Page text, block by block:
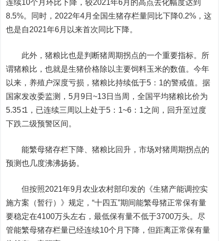
连续10个月环比下降，较2021年6月的高点去化幅度达到
8.5%。同时，2022年4月全国生猪存栏量同比下降0.2%，这
也是自2021年6月以来首次同比下降。
此外，猪粮比也是判断猪周期拐点的一个重要指标。所
谓猪粮比，也就是生猪价格除以主要饲料玉米的数值。今年
以来，养殖户深度亏损，猪粮比持续低于5：1的警戒值。据
国家发改委监测，5月9日~13日当周，全国平均猪粮比价为
5.35∶1，已连续三周以上处于5：1~6：1之间，回升至过度
下跌二级预警区间。
能繁母猪存栏下降、猪粮比回升，市场对猪周期拐点的
预测也几度沸沸扬扬。
但按照2021年9月农业农村部印发的《生猪产能调控实
施方案（暂行）》规定，“十四五”期间能繁母猪正常保有量
要稳定在4100万头左右，最低保有量不低于3700万头。尽
管能繁母猪存栏量已经连续10个月下降，但距离正常保有量